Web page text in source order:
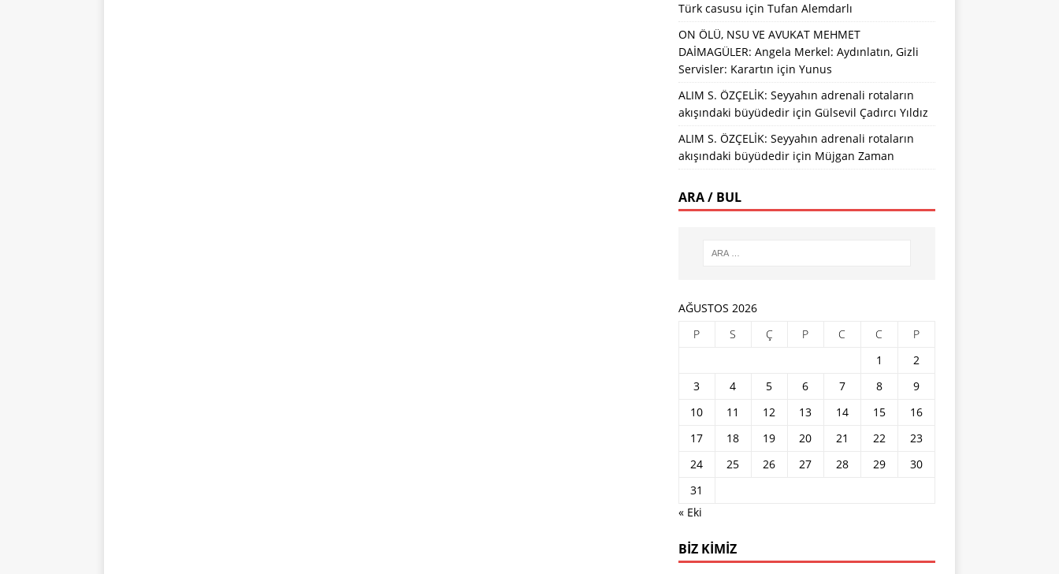
Türk casusu için Tufan Alemdarlı
ON ÖLÜ, NSU VE AVUKAT MEHMET
DAİMAGÜLER: Angela Merkel: Aydınlatın, Gizli
Servisler: Karartın için Yunus
ALIM S. ÖZÇELİK: Seyyahın adrenali rotaların
akışındaki büyüdediriçin Gülsevil Çadırcı Yıldız
ALIM S. ÖZÇELİK: Seyyahın adrenali rotaların
akışındaki büyüdediriçin Müjgan Zaman
ARA / BUL
AĞUSTOS 2026
P
S Ç P C C
P
1
2
3
4 5 6 7 8
9
10
11 12 13 14 15
16
17
18 19 20 21 22
23
24
25 26 27 28 29
30
31
« Eki
BIZ KIMIZ